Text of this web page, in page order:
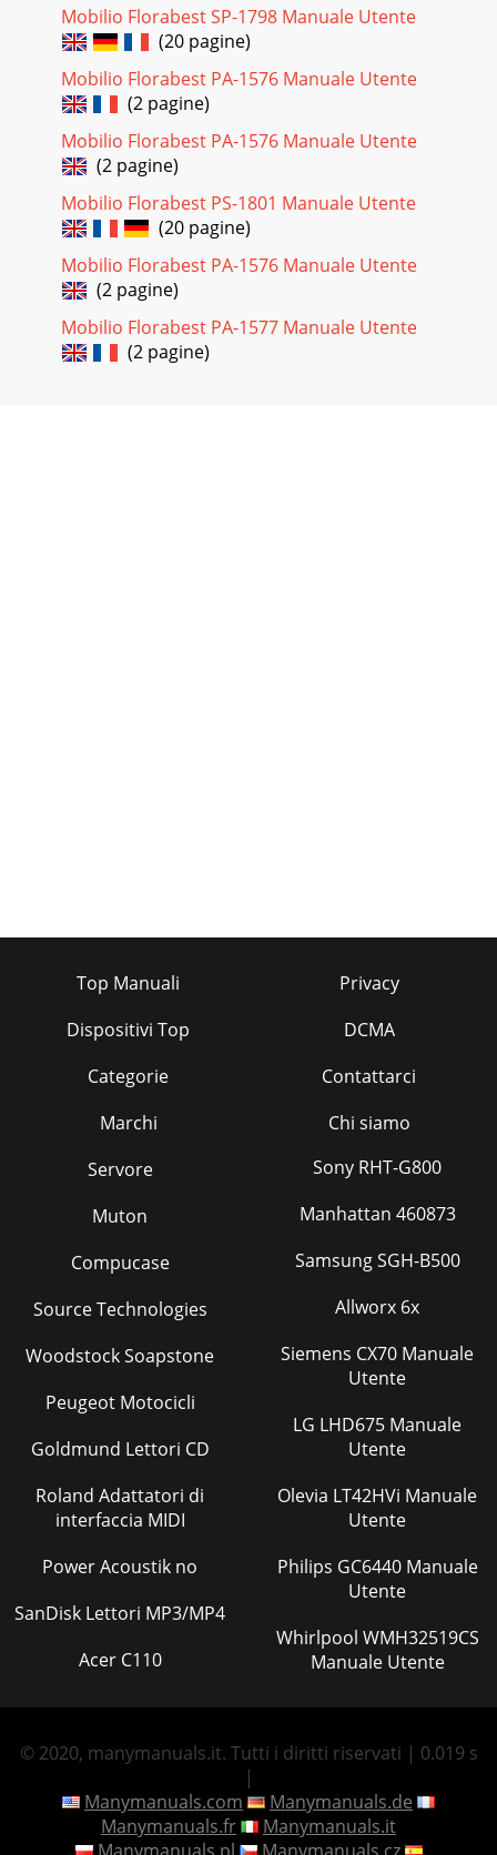
Mobilio Florabest SP-1798 Manuale Utente
(20 pagine)
Mobilio Florabest PA-1576 Manuale Utente
(2 pagine)
Mobilio Florabest PA-1576 Manuale Utente
(2 pagine)
Mobilio Florabest PS-1801 Manuale Utente
(20 pagine)
Mobilio Florabest PA-1576 Manuale Utente
(2 pagine)
Mobilio Florabest PA-1577 Manuale Utente
(2 pagine)
Top Manuali
Dispositivi Top
Categorie
Marchi
Privacy
DCMA
Contattarci
Chi siamo
Servore
Muton
Compucase
Source Technologies
Woodstock Soapstone
Peugeot Motocicli
Goldmund Lettori CD
Roland Adattatori di
interfaccia MIDI
Power Acoustik no
SanDisk Lettori MP3/MP4
Acer C110
Sony RHT-G800
Manhattan 460873
Samsung SGH-B500
Allworx 6x
Siemens CX70 Manuale
Utente
LG LHD675 Manuale
Utente
Olevia LT42HVi Manuale
Utente
Philips GC6440 Manuale
Utente
Whirlpool WMH32519CS
Manuale Utente
© 2020, manymanuals.it. Tutti i diritti riservati | 0.019 s
|
Manymanuals.com
Manymanuals.de
Manymanuals.fr
Manymanuals.it